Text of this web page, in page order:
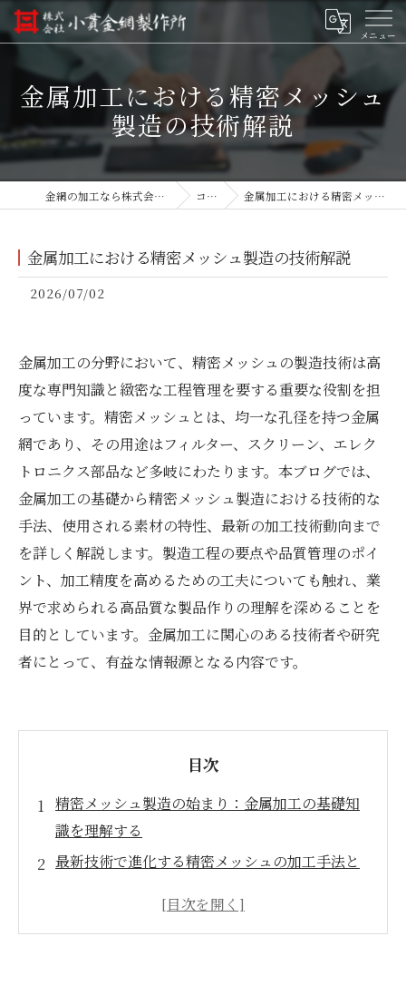
金属加工における精密メッシュ
製造の技術解説
金網の加工なら株式会社小貫金網製作所 コラム 金属加工における精密メッシュ製造の技術解説
金属加工における精密メッシュ製造の技術解説
2026/07/02
金属加工の分野において、精密メッシュの製造技術は高
度な専門知識と緻密な工程管理を要する重要な役割を担
っています。精密メッシュとは、均一な孔径を持つ金属
網であり、その用途はフィルター、スクリーン、エレク
トロニクス部品など多岐にわたります。本ブログでは、
金属加工の基礎から精密メッシュ製造における技術的な
手法、使用される素材の特性、最新の加工技術動向まで
を詳しく解説します。製造工程の要点や品質管理のポイ
ント、加工精度を高めるための工夫についても触れ、業
界で求められる高品質な製品作りの理解を深めることを
目的としています。金属加工に関心のある技術者や研究
者にとって、有益な情報源となる内容です。
目次
精密メッシュ製造の始まり：金属加工の基礎知
識を理解する
最新技術で進化する精密メッシュの加工手法と